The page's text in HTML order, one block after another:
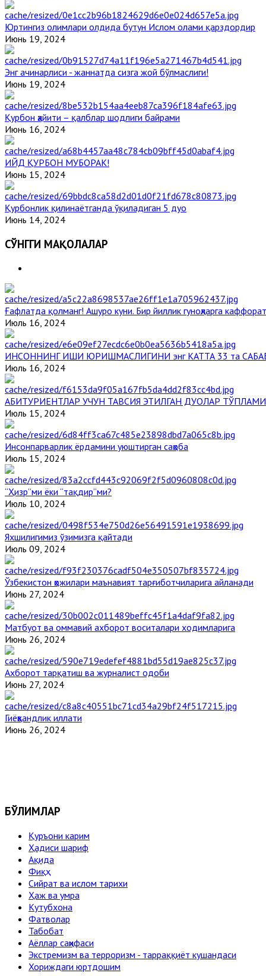
Юртингиз олимлари олдида бутун Ислом олами қарздордир
Июнь 19, 2024
Энг ачинарлиси - жаннатда сизга жой бўлмаслиги!
Июнь 19, 2024
Қурбон ҳайити – қалблар шодлиги байрами
Июнь 16, 2024
ИЙД ҚУРБОН МУБОРАК!
Июнь 15, 2024
Қурбонлик қилинаётганда ўқиладиган 5 дуо
Июнь 14, 2024
СЎНГГИ МАҚОЛАЛАР
Ғафлатда қолманг! Ашуро куни. Бир йиллик гуноҳларга
Июль 16, 2024
ИНСОННИНГ ИШИ ЮРИШМАСЛИГИНИ энг КАТТА 33 та
Июль 16, 2024
АБИТУРИЕНТЛАР УЧУН ТАВСИЯ ЭТИЛГАН ДУОЛАР ТЎПЛАМИ
Июль 15, 2024
Инсонпарварлик ёрдамини уюштирган саҳоба
Июль 15, 2024
“Ҳизр”ми ёки “тақдир”ми?
Июль 10, 2024
Яхшилигимиз ўзимизга қайтади
Июль 09, 2024
Ўзбекистон ҳожилари маънавият тарғиботчиларига айланади
Июнь 27, 2024
Матбуот ва оммавий ахборот воситалари ходимларига
Июнь 26, 2024
Ахборот тарқатиш ва журналист одоби
Июнь 27, 2024
Гиёҳвандлик иллати
Июнь 26, 2024
БЎЛИМЛАР
Қуръони карим
Ҳадиси шариф
Ақида
Фиқҳ
Сийрат ва ислом тарихи
Ҳаж ва умра
Кутубхона
Фатволар
Табобат
Аёллар саҳифаси
Экстремизм ва терроризм - тарраққиёт кушандаси
Хориждаги юртдошим